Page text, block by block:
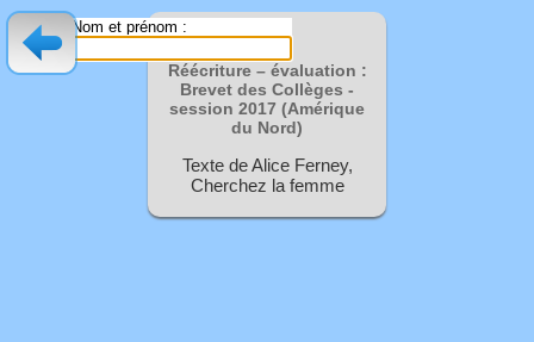
Nom et prénom :
Réécriture – évaluation :
Brevet des Collèges -
session 2017 (Amérique
du Nord)
Texte de Alice Ferney,
Cherchez la femme